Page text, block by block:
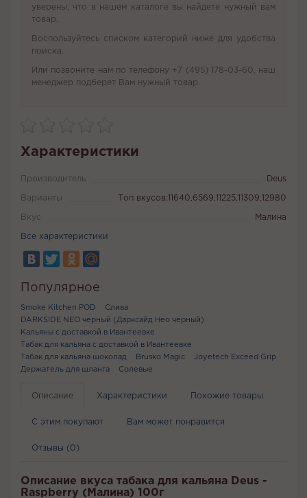
уверены, что в нашем каталоге вы найдете нужный вам
товар.
Воспользуйтесь списком категорий ниже для удобства
поиска.
Или позвоните нам по телефону +7 (495) 178-03-60, наш
менеджер подберет Вам нужный товар.
Характеристики
Производитель Deus
Варианты Топ вкусов:11640,6569,11225,11309,12980
Вкус Малина
Все характеристики
Популярное
Smoke Kitchen POD
Слива
DARKSIDE NEO черный (Дарксайд Нео черный)
Кальяны с доставкой в Ивантеевке
Табак для кальяна с доставкой в Ивантеевке
Табак для кальяна шоколад
Brusko Magic
Joyetech Exceed Grip
Держатель для шланга
Солевые
Описание Характеристики Похожие товары
С этим покупают Вам может понравится
Отзывы (0)
Описание вкуса табака для кальяна Deus -
Raspberry (Малина) 100г